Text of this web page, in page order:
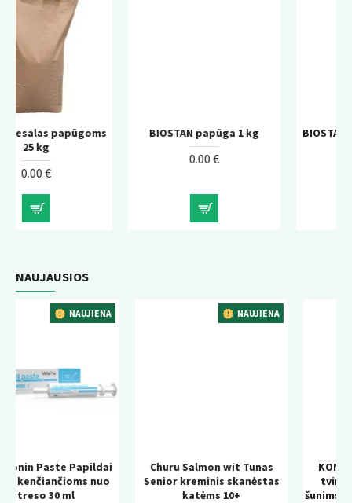
BIOSTAN papūga 1 kg
BIOSTAN papūga Deluxe
NAUJAUSIOS
Churu Salmon wit Tunas
Senior kreminis skanėstas
KONG Wild Knots Bear –
tvirtas pliušinis žaislas
šunims su virvės